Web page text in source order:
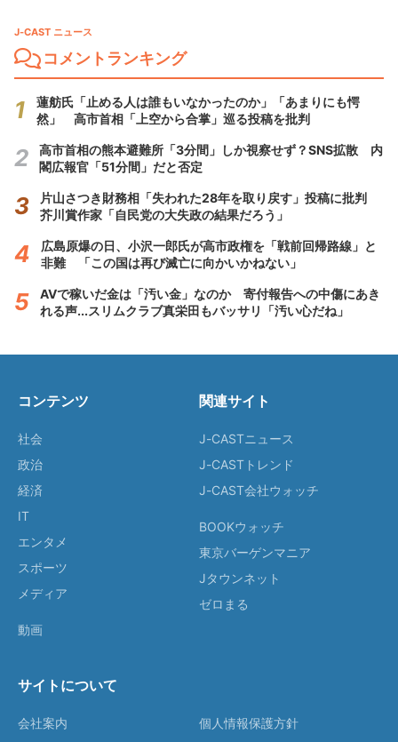
J-CAST ニュース
コメントランキング
蓮舫氏「止める人は誰もいなかったのか」「あまりにも愕
然」 高市首相「上空から合掌」巡る投稿を批判
高市首相の熊本避難所「3分間」しか視察せず？SNS拡散 内
閣広報官「51分間」だと否定
片山さつき財務相「失われた28年を取り戻す」投稿に批判
芥川賞作家「自民党の大失政の結果だろう」
広島原爆の日、小沢一郎氏が高市政権を「戦前回帰路線」と
非難 「この国は再び滅亡に向かいかねない」
AVで稼いだ金は「汚い金」なのか 寄付報告への中傷にあき
れる声...スリムクラブ真栄田もバッサリ「汚い心だね」
コンテンツ
社会
政治
経済
IT
エンタメ
スポーツ
メディア
動画
関連サイト
J-CASTニュース
J-CASTトレンド
J-CAST会社ウォッチ
BOOKウォッチ
東京バーゲンマニア
Jタウンネット
ゼロまる
サイトについて
会社案内
個人情報保護方針